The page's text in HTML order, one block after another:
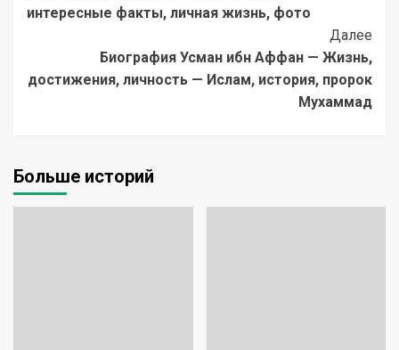
интересные факты, личная жизнь, фото
Далее
Биография Усман ибн Аффан — Жизнь,
достижения, личность — Ислам, история, пророк
Мухаммад
Больше историй